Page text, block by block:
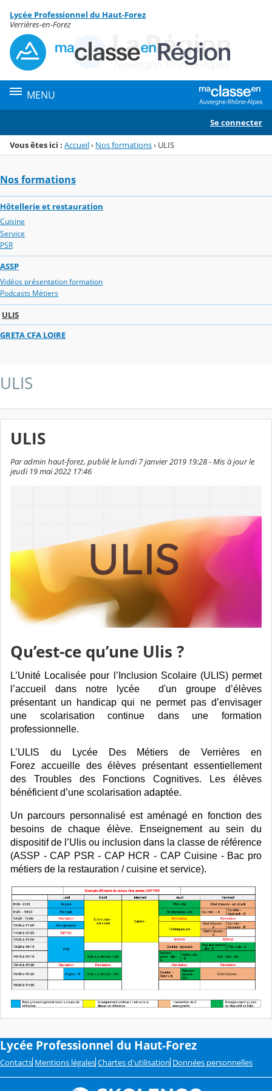
Menu de la rubrique
Contenu
Lycée Professionnel du Haut-Forez
Verrières-en-Forez
MENU
Se connecter
Vous êtes ici : Accueil› Nos formations› ULIS
Nos formations
Hôtellerie et restauration
Cuisine
Service
PSR
ASSP
Vidéos présentation formation
Podcasts Métiers
ULIS
GRETA CFA LOIRE
ULIS
ULIS
Par admin haut-forez, publié le lundi 7 janvier 2019 19:28 - Mis à jour le
jeudi 19 mai 2022 17:46
Qu’est-ce qu’une Ulis ?
L’Unité Localisée pour l’Inclusion Scolaire (ULIS) permet
l’accueil dans notre lycée d'un groupe d’élèves
présentant un handicap qui ne permet pas d’envisager
une scolarisation continue dans une formation
professionnelle.
L’ULIS du Lycée Des Métiers de Verrières en
Forez accueille des élèves présentant essentiellement
des Troubles des Fonctions Cognitives. Les élèves
bénéficient d’une scolarisation adaptée.
Un parcours personnalisé est aménagé en fonction des
besoins de chaque élève. Enseignement au sein du
dispositif de l’Ulis ou inclusion dans la classe de référence
(ASSP - CAP PSR - CAP HCR - CAP Cuisine - Bac pro
métiers de la restauration / cuisine et service).
Lycée Professionnel du Haut-Forez
Contacts Mentions légales Chartes d'utilisation Données personnelles